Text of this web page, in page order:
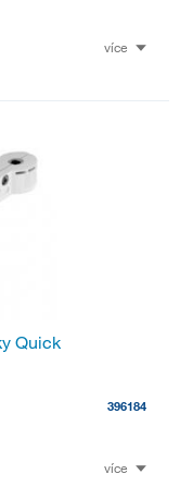
více
Quick
396184
více